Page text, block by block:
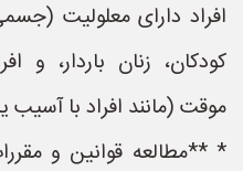
افراد دارای معلولیت
کودکان، زنان باردار، و
موقت (مانند افراد با
* **مطالعه قوانین و